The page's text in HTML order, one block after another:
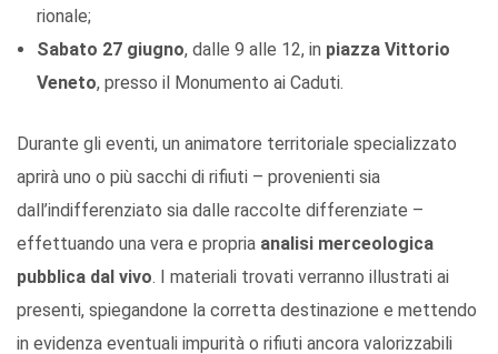
rionale;
Sabato 27 giugno, dalle 9 alle 12, in piazza Vittorio
Veneto, presso il Monumento ai Caduti.
Durante gli eventi, un animatore territoriale specializzato
aprirà uno o più sacchi di rifiuti – provenienti sia
dall’indifferenziato sia dalle raccolte differenziate –
effettuando una vera e propria analisi merceologica
pubblica dal vivo. I materiali trovati verranno illustrati ai
presenti, spiegandone la corretta destinazione e mettendo
in evidenza eventuali impurità o rifiuti ancora valorizzabili